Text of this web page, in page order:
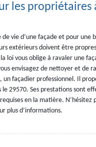
les propriétaires
vie d’une façade et pour une
extérieurs doivent être
loi vous oblige à ravaler une
envisagez de nettoyer et de
un façadier professionnel. Il
29570. Ses prestations sont
en la matière. N’hésitez
plus d’informations.